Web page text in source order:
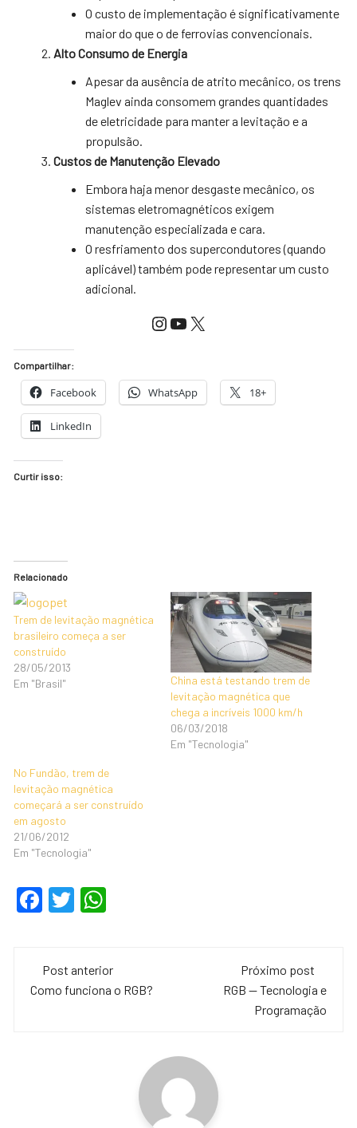
O custo de implementação é significativamente
maior do que o de ferrovias convencionais.
Alto Consumo de Energia
Apesar da ausência de atrito mecânico, os trens
Maglev ainda consomem grandes quantidades
de eletricidade para manter a levitação e a
propulsão.
Custos de Manutenção Elevado
Embora haja menor desgaste mecânico, os
sistemas eletromagnéticos exigem
manutenção especializada e cara.
O resfriamento dos supercondutores (quando
aplicável) também pode representar um custo
adicional.
Instagram
YouTube
X
Compartilhar:
Facebook WhatsApp 18+
LinkedIn
Curtir isso:
Relacionado
Trem de levitação magnética
brasileiro começa a ser
construído
28/05/2013
Em "Brasil"
China está testando trem de
levitação magnética que
chega a incríveis 1000 km/h
06/03/2018
Em "Tecnologia"
No Fundão, trem de
levitação magnética
começará a ser construído
em agosto
21/06/2012
Em "Tecnologia"
F
e
b
T
er s
A
Navegação
de
Post anterior
Como funciona o RGB?
Próximo post
RGB -- Tecnologia e
Programação